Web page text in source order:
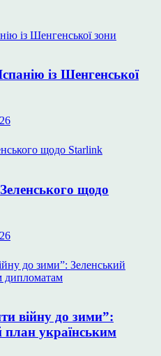
із Шенгенської
щодо
війну до зими”:
план українським